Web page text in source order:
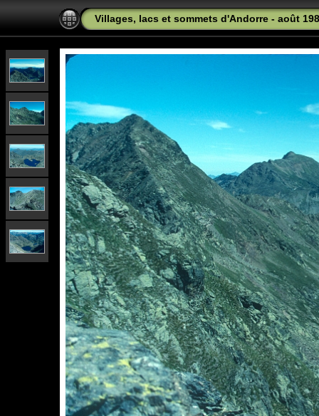
Villages, lacs et sommets d'Andorre - août